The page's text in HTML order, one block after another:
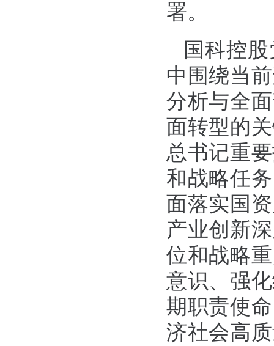
署。
国科控
中围绕当
分析与全
面转型的
总书记重
和战略任
面落实国
产业创新
位和战略
意识、强
期职责使
济社会高